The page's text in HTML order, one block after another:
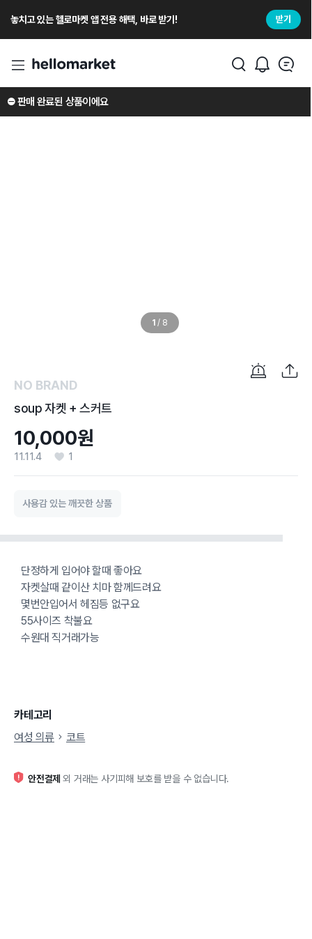
놓치고 있는 헬로마켓 앱 전용 해택, 바로 받기! 받기
1 / 8
⛔️ 판매 완료된 상품이에요
NO BRAND
soup 자켓 + 스커트
10,000원
11.11.4 1
사용감 있는 깨끗한 상품
단정하게 입어야 할때 좋아요
자켓살때 같이산 치마 함께드려요
몇번안입어서 헤짐등 없구요
55사이즈 착불요
수원대 직거래가능
카테고리
여성 의류
코트
안전결제 외 거래는 사기피해 보호를 받을 수 없습니다.